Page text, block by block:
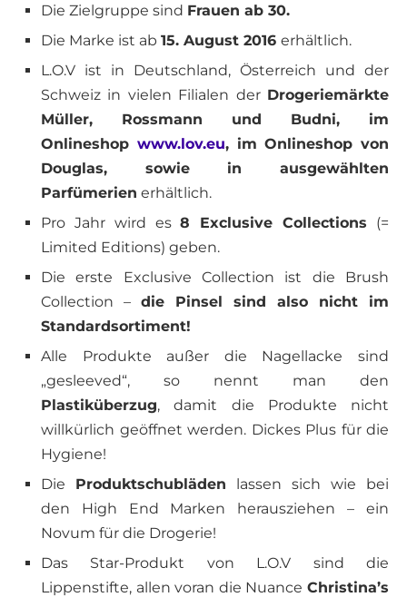
Die Zielgruppe sind Frauen ab 30.
Die Marke ist ab 15. August 2016 erhältlich.
L.O.V ist in Deutschland, Österreich und der
Schweiz in vielen Filialen der Drogeriemärkte
Müller, Rossmann und Budni, im
Onlineshop www.lov.eu, im Onlineshop von
Douglas, sowie in ausgewählten
Parfümerien erhältlich.
Pro Jahr wird es8 Exclusive Collections (=
Limited Editions) geben.
Die erste Exclusive Collection ist die Brush
Collection – die Pinsel sind also nicht im
Standardsortiment!
Alle Produkte außer die Nagellacke sind
„gesleeved“, so nennt man den
Plastiküberzug, damit die Produkte nicht
willkürlich geöffnet werden. Dickes Plus für die
Hygiene!
Die Produktschubläden lassen sich wie bei
den High End Marken herausziehen – ein
Novum für die Drogerie!
Das Star-Produkt von L.O.V sind die
Lippenstifte, allen voran die Nuance Christina’s